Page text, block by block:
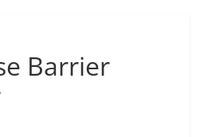
Barrier